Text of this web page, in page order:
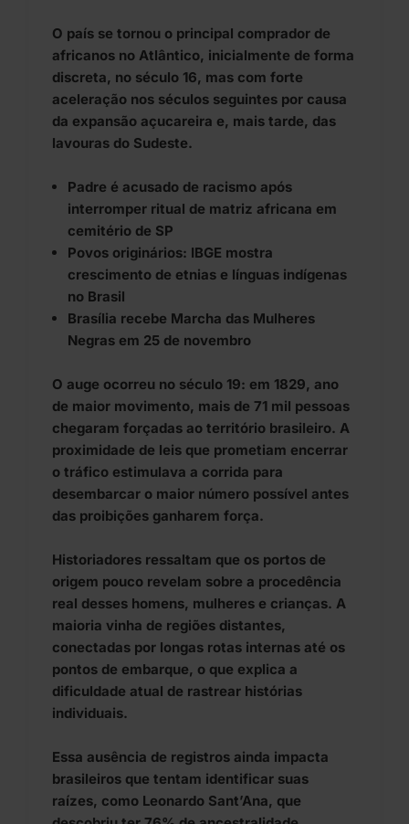
O país se tornou o principal comprador de
africanos no Atlântico, inicialmente de forma
discreta, no século 16, mas com forte
aceleração nos séculos seguintes por causa
da expansão açucareira e, mais tarde, das
lavouras do Sudeste.
Padre é acusado de racismo após
interromper ritual de matriz africana em
cemitério de SP
Povos originários: IBGE mostra
crescimento de etnias e línguas indígenas
no Brasil
Brasília recebe Marcha das Mulheres
Negras em 25 de novembro
O auge ocorreu no século 19: em 1829, ano
de maior movimento, mais de 71 mil pessoas
chegaram forçadas ao território brasileiro. A
proximidade de leis que prometiam encerrar
o tráfico estimulava a corrida para
desembarcar o maior número possível antes
das proibições ganharem força.
Historiadores ressaltam que os portos de
origem pouco revelam sobre a procedência
real desses homens, mulheres e crianças. A
maioria vinha de regiões distantes,
conectadas por longas rotas internas até os
pontos de embarque, o que explica a
dificuldade atual de rastrear histórias
individuais.
Essa ausência de registros ainda impacta
brasileiros que tentam identificar suas
raízes, como Leonardo Sant’Ana, que